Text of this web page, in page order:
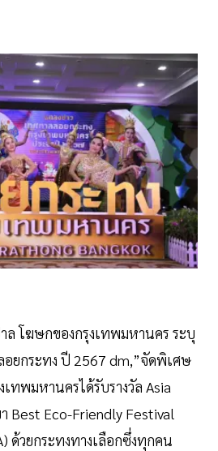
โฆษกของกรุงเทพมหานคร ระบุ
อยกระทง ปี 2567 dm,”จัดพิเศษ
ทพมหานครได้รับรางวัล Asia
Best Eco-Friendly Festival
ด้วยกระทงทางเลือกซึ่งทุกคน